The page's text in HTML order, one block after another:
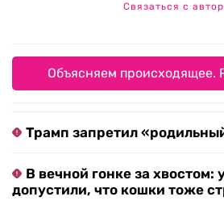
Связаться с
Объясняем происходящее.
Трамп запретил
В вечной гонке за хвостом:
допустили, что кошки тоже